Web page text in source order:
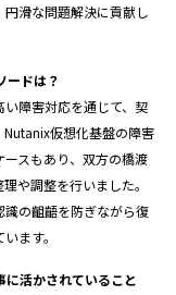
滑な問題解決に貢献し
ードは？
障害対応を通じて、契
Nutanix仮想化基盤の障害
スもあり、双方の橋渡
や調整を行いました。
の齟齬を防ぎながら復
ます。
に活かされていること